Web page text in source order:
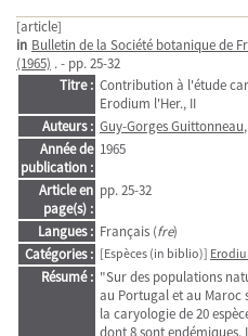
[article]
in Bulletin de la Société botanique de
(1965) . - pp. 25-32
Titre : Contribution à l'étude
Erodium l'Her., II
Auteurs : Guy-Gorges Guittonneau
Année de
publication :
1965
Article en
page(s) :
pp. 25-32
Langues : Français (fre)
Catégories : [Espèces (in biblio)]
Résumé : "Sur des populations
au Portugal et au Maroc
la caryologie de 20
dont 8 sont